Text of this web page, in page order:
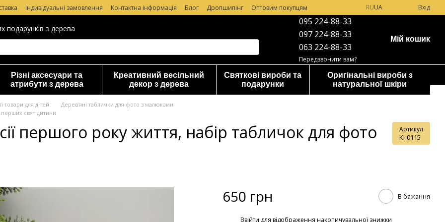
Індивідуальні замовлення Контактна інформація Блог Дропшипінг
Оптовим покупцям
про магазин
RUUA Вхід
подарунків з дерева
095 224-88-33
097 224-88-33
063 224-88-33
Передзвонити вам?
Мій кошик
Різні аксесуари та
атрибути з дерева
Креативний весільний
декор з дерева
Святкові вироби та
подарунки
Оригінальні вироби з
натуральної шкіри
товари для дітей
Дерев'яні таблички для фото з малюками
перших свят дитини
першого року життя, набір табличок для фото
Артикул
KI-0115
650 грн В бажання
Ввійти для відображення накопичувальної знижки